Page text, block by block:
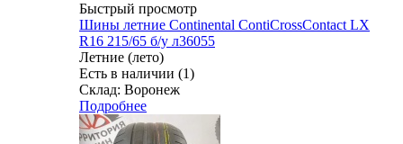
Быстрый просмотр
Шины летние Continental ContiCrossContact LX
R16 215/65 б/у л36055
Летние (лето)
Есть в наличии (1)
Склад: Воронеж
Подробнее